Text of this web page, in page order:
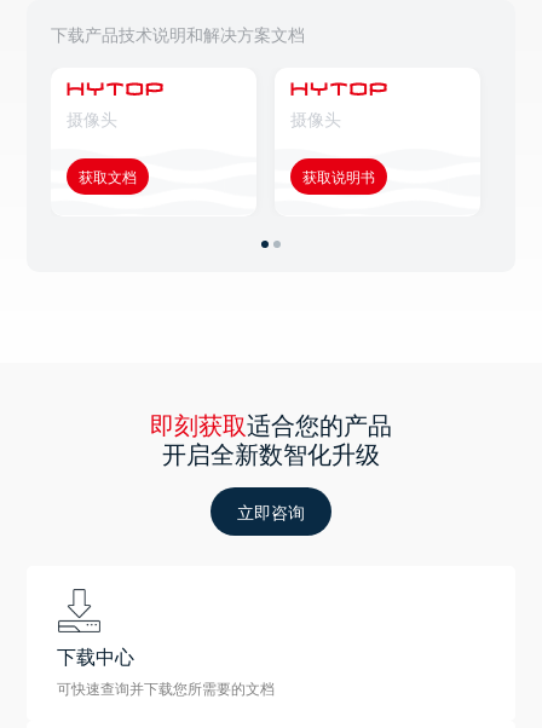
下载产品技术说明和解决方案文档
摄像头
获取文档
摄像头
获取说明书
即刻获取适合您的产品
开启全新数智化升级
立即咨询
下载中心
可快速查询并下载您所需要的文档